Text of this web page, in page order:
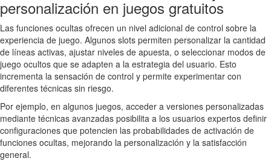
personalización en juegos gratuitos
Las funciones ocultas ofrecen un nivel adicional de control sobre la
experiencia de juego. Algunos slots permiten personalizar la cantidad
de líneas activas, ajustar niveles de apuesta, o seleccionar modos de
juego ocultos que se adapten a la estrategia del usuario. Esto
incrementa la sensación de control y permite experimentar con
diferentes técnicas sin riesgo.
Por ejemplo, en algunos juegos, acceder a versiones personalizadas
mediante técnicas avanzadas posibilita a los usuarios expertos definir
configuraciones que potencien las probabilidades de activación de
funciones ocultas, mejorando la personalización y la satisfacción
general.